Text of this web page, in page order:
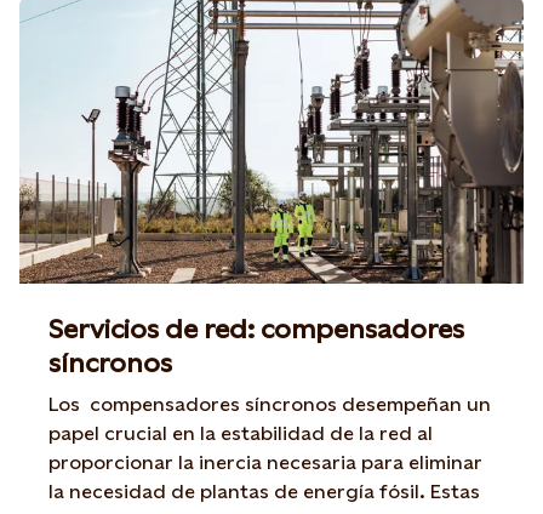
Servicios de red: compensadores
síncronos
Los compensadores síncronos desempeñan un
papel crucial en la estabilidad de la red al
proporcionar la inercia necesaria para eliminar
la necesidad de plantas de energía fósil. Estas